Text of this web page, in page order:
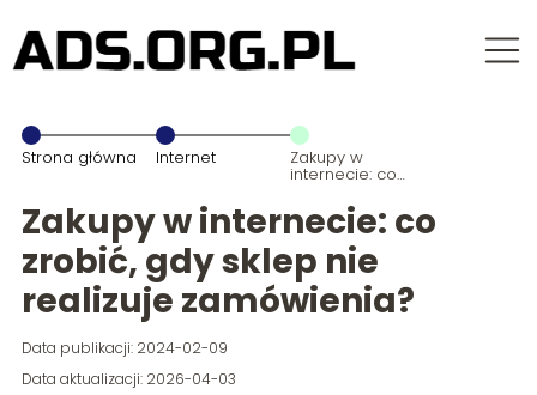
Strona główna Internet Zakupy w
internecie: co
sklep nie
realizuje
zamówienia?
Zakupy w internecie: co
zrobić, gdy sklep nie
realizuje zamówienia?
Data publikacji: 2024-02-09
Data aktualizacji: 2026-04-03